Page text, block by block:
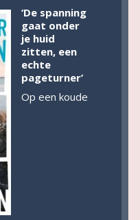
‘De spanning
gaat onder
je huid
zitten, een
echte
pageturner’
Op een koude